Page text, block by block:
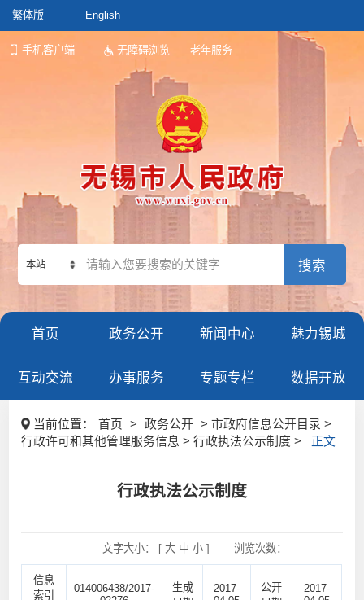
繁体版 English
手机客户端 无障碍浏览 老年服务
本站
首页 政务公开 新闻中心 魅力锡城
互动交流 办事服务 专题专栏 数据开放
当前位置： 首页 > 政务公开
> 市政府信息公开目录 >
行政许可和其他管理服务信息 > 行政执法公示制度 >
正文
行政执法公示制度
文字大小： [ 大 中 小] 浏览次数：
信息
索引
014006438/2017-
生成
2017-
公开
2017-